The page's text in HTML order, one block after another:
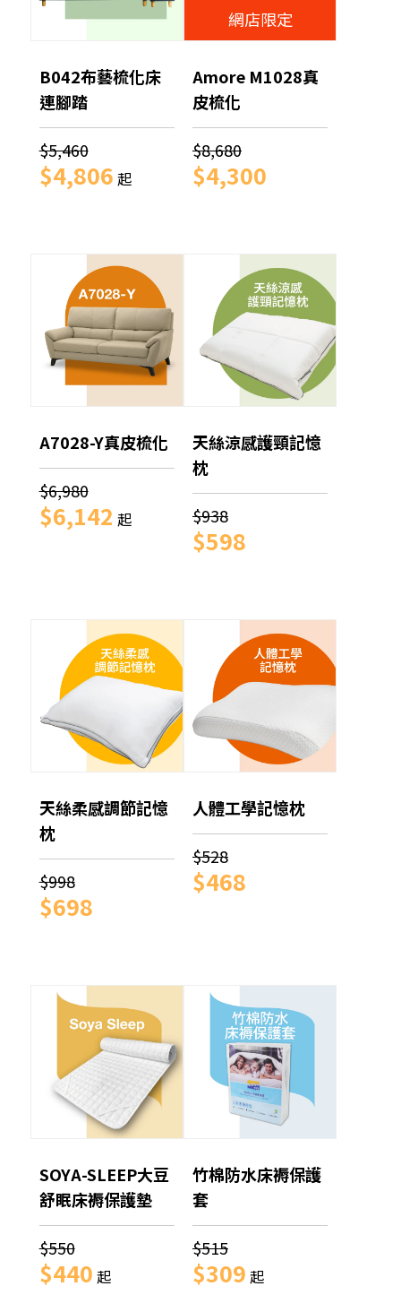
B042布藝梳化床
連腳踏
$5,460
$4,806 起
網店限定
Amore M1028真
皮梳化
$8,680
$4,300
A7028-Y真皮梳化
$6,980
$6,142 起
天絲涼感護頸記憶
枕
$938
$598
天絲柔感調節記憶
枕
$998
$698
人體工學記憶枕
$528
$468
SOYA-SLEEP大豆
舒眠床褥保護墊
$550
$440 起
竹棉防水床褥保護
套
$515
$309 起